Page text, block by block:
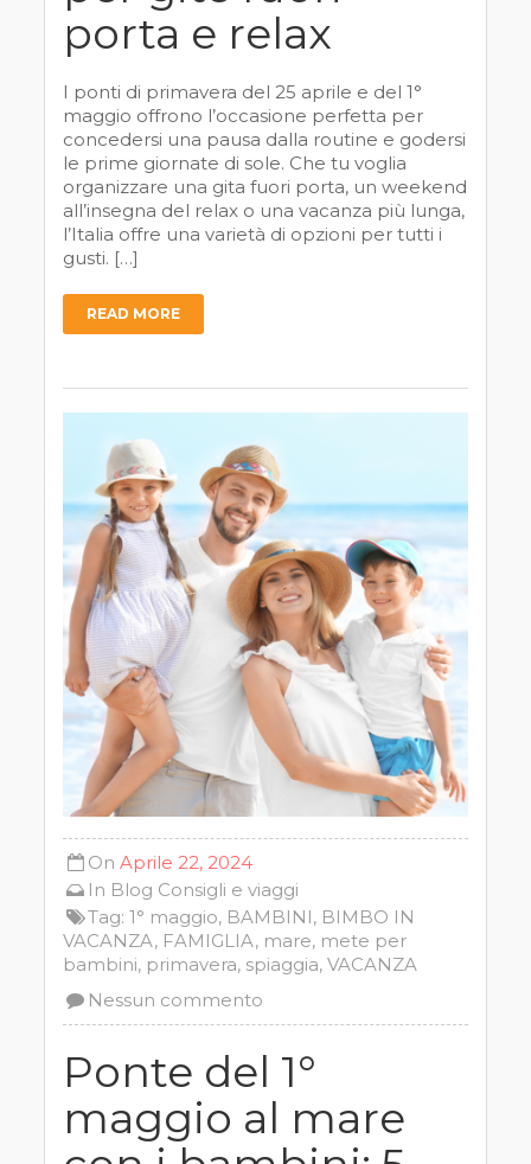
porta e relax
I ponti di primavera del 25 aprile e del 1°
maggio offrono l’occasione perfetta per
concedersi una pausa dalla routine e godersi
le prime giornate di sole. Che tu voglia
organizzare una gita fuori porta, un weekend
all’insegna del relax o una vacanza più lunga,
l’Italia offre una varietà di opzioni per tutti i
gusti. […]
READ MORE
OnAprile 22, 2024
In Blog Consigli e viaggi
Tag:1° maggio, BAMBINI, BIMBO IN
VACANZA, FAMIGLIA, mare, mete per
bambini, primavera, spiaggia,VACANZA
Nessun commento
Ponte del 1°
maggio al mare